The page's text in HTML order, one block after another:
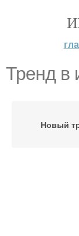
Тренд в
Новый